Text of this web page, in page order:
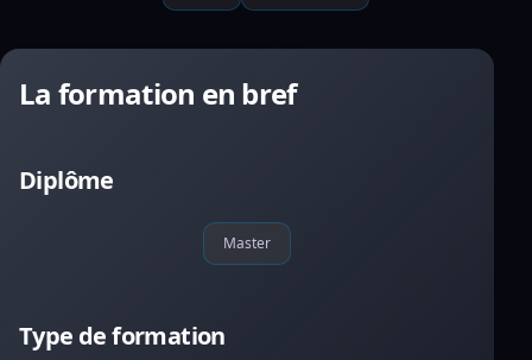
La formation en bref
Diplôme
Master
Type de formation